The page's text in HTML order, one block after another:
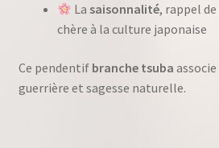
La saisonnalité, rappel
chère à la culture japonaise
Ce pendentif branche tsuba
guerrière et sagesse naturelle.